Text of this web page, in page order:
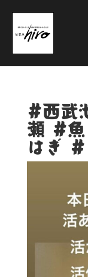
#西武
瀬 #
はぎ #